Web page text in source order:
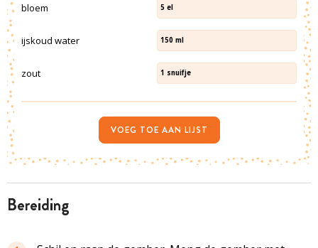
bereiding
bloem 5 el
ijskoud water 150 ml
zout 1 snuifje
VOEG TOE AAN LIJST